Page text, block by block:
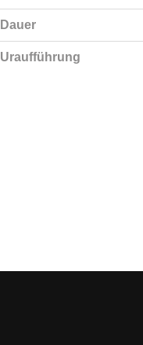
Dauer
Uraufführung